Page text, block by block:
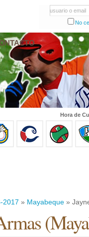
usuario o email
No
Hora de
2017 » Mayabeque »
(